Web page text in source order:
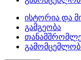
ისტორია და
გამგეობა